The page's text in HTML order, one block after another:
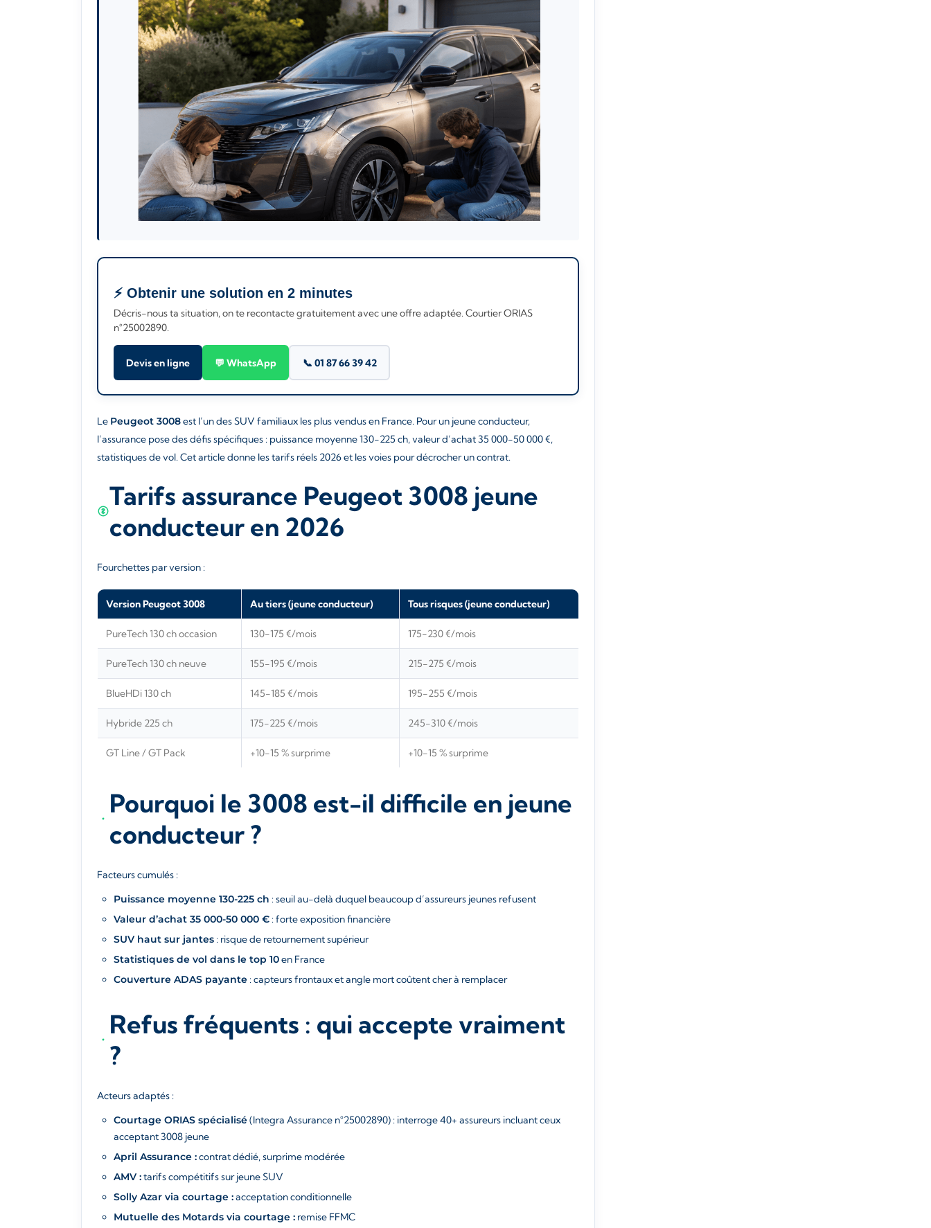
⚡ Obtenir une solution en 2 minutes
Décris-nous ta situation, on te recontacte gratuitement avec une offre adaptée. Courtier ORIAS
n°25002890.
Devis en ligne 💬 WhatsApp 📞 01 87 66 39 42
Le Peugeot 3008est l’un des SUV familiaux les plus vendus en France. Pour un jeune conducteur,
l’assurance pose des défis spécifiques : puissance moyenne 130-225 ch, valeur d’achat 35 000-50 000 €,
statistiques de vol. Cet article donne les tarifs réels 2026 et les voies pour décrocher un contrat.
Tarifs assurance Peugeot 3008 jeune
conducteur en 2026
Fourchettes par version :
Version Peugeot 3008 Au tiers (jeune conducteur) Tous risques (jeune conducteur)
PureTech 130 ch occasion 130-175 €/mois 175-230 €/mois
PureTech 130 ch neuve 155-195 €/mois 215-275 €/mois
BlueHDi 130 ch 145-185 €/mois 195-255 €/mois
Hybride 225 ch 175-225 €/mois 245-310 €/mois
GT Line / GT Pack +10-15 % surprime +10-15 % surprime
Pourquoi le 3008 est-il difficile en jeune
conducteur ?
Facteurs cumulés :
Puissance moyenne 130-225 ch : seuil au-delà duquel beaucoup d’assureurs jeunes refusent
Valeur d’achat 35 000-50 000 € : forte exposition financière
SUV haut sur jantes : risque de retournement supérieur
Statistiques de vol dans le top 10en France
Couverture ADAS payante : capteurs frontaux et angle mort coûtent cher à remplacer
Refus fréquents : qui accepte vraiment
?
Acteurs adaptés :
Courtage ORIAS spécialisé(Integra Assurance n°25002890) : interroge 40+ assureurs incluant ceux
acceptant 3008 jeune
April Assurance :contrat dédié, surprime modérée
AMV :tarifs compétitifs sur jeune SUV
Solly Azar via courtage :acceptation conditionnelle
Mutuelle des Motards via courtage : remise FFMC